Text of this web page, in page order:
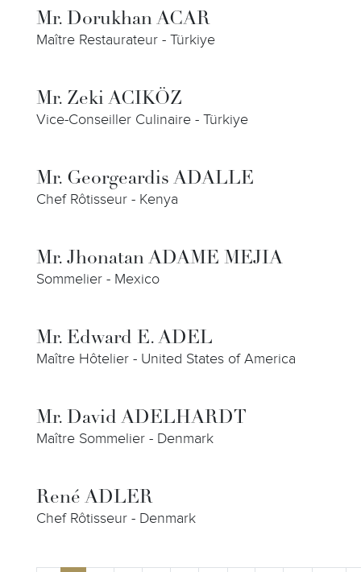
Mr. Dorukhan ACAR
Maître Restaurateur - Türkiye
Mr. Zeki ACIKÖZ
Vice-Conseiller Culinaire - Türkiye
Mr. Georgeardis ADALLE
Chef Rôtisseur - Kenya
Mr. Jhonatan ADAME MEJIA
Sommelier - Mexico
Mr. Edward E. ADEL
Maître Hôtelier - United States of America
Mr. David ADELHARDT
Maître Sommelier - Denmark
René ADLER
Chef Rôtisseur - Denmark